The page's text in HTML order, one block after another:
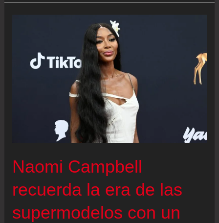
2025,
mejores
Naomi Campbell
recuerda la era de las
supermodelos con un